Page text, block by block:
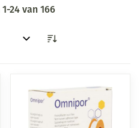
1-24 van 166